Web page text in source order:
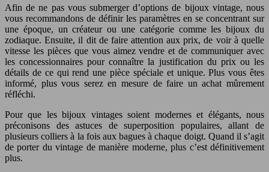
Afin de ne pas vous submerger d’options de bijoux vintage, nous
vous recommandons de définir les paramètres en se concentrant sur
une époque, un créateur ou une catégorie comme les bijoux du
zodiaque. Ensuite, il dit de faire attention aux prix, de voir à quelle
vitesse les pièces que vous aimez vendre et de communiquer avec
les concessionnaires pour connaître la justification du prix ou les
détails de ce qui rend une pièce spéciale et unique. Plus vous êtes
informé, plus vous serez en mesure de faire un achat mûrement
réfléchi.
Pour que les bijoux vintages soient modernes et élégants, nous
préconisons des astuces de superposition populaires, allant de
plusieurs colliers à la fois aux bagues à chaque doigt. Quand il s’agit
de porter du vintage de manière moderne, plus c’est définitivement
plus.